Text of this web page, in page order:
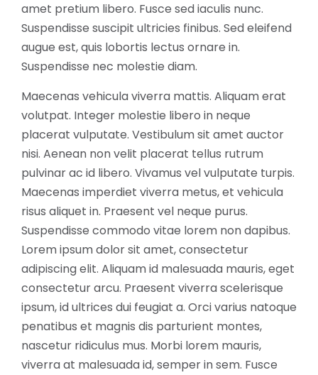
amet pretium libero. Fusce sed iaculis nunc.
Suspendisse suscipit ultricies finibus. Sed eleifend
augue est, quis lobortis lectus ornare in.
Suspendisse nec molestie diam.
Maecenas vehicula viverra mattis. Aliquam erat
volutpat. Integer molestie libero in neque
placerat vulputate. Vestibulum sit amet auctor
nisi. Aenean non velit placerat tellus rutrum
pulvinar ac id libero. Vivamus vel vulputate turpis.
Maecenas imperdiet viverra metus, et vehicula
risus aliquet in. Praesent vel neque purus.
Suspendisse commodo vitae lorem non dapibus.
Lorem ipsum dolor sit amet, consectetur
adipiscing elit. Aliquam id malesuada mauris, eget
consectetur arcu. Praesent viverra scelerisque
ipsum, id ultrices dui feugiat a. Orci varius natoque
penatibus et magnis dis parturient montes,
nascetur ridiculus mus. Morbi lorem mauris,
viverra at malesuada id, semper in sem. Fusce